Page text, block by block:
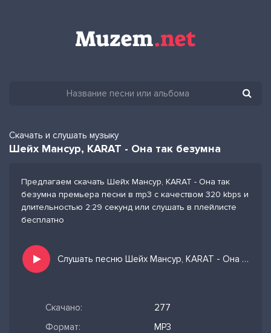
Скачать и слушать музыку
Шейх Мансур, KARAT - Она так безумна
Предлагаем скачать Шейх Мансур, KARAT - Она так
безумна премьера песни в mp3 с качеством 320 kbps и
длительностью 2:29 секунд или слушать в плейлисте
бесплатно
Слушать песню Шейх Мансур, KARAT - Она так безумна и добавить в избранных
Скачано:
277
Формат:
MP3